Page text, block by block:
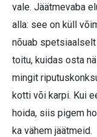
vale. Jäätmevaba
alla: see on küll
nõuab
toitu, kuidas osta
mingit
kotti või karpi. Kui
hoida, siis pigem
ka vähem jäätmeid.